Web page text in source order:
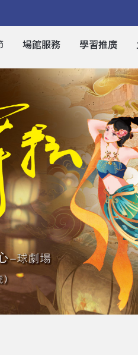
場館服務 學習推廣